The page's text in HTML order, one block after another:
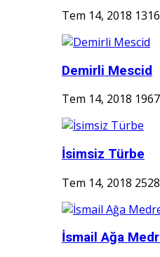
Tem 14, 2018
Demirli Mescid
Tem 14, 2018
İsimsiz Türbe
Tem 14, 2018
İsmail Ağa